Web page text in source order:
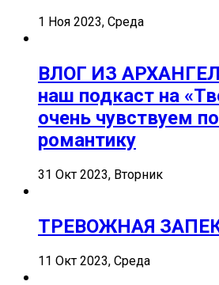
1 Ноя 2023, Среда
ВЛОГ ИЗ
наш подкаст на
очень чувствуем
романтику
31 Окт 2023, Вторник
ТРЕВОЖНАЯ
11 Окт 2023, Среда